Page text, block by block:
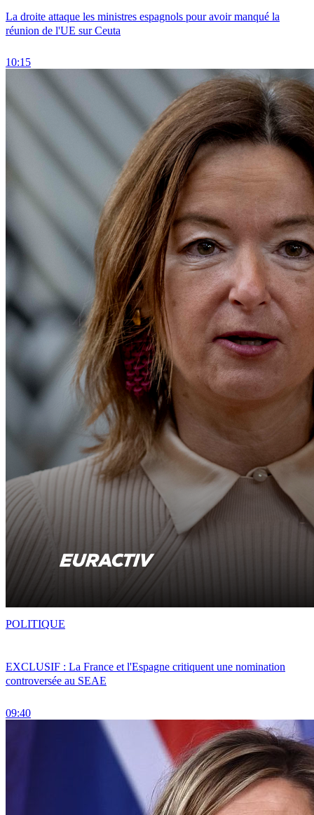
La droite attaque les ministres espagnols pour avoir manqué la
réunion de l'UE sur Ceuta
10:15
EXCLUSIF : La France et l'Espagne critiquent une nomination
controversée au SEAE
09:40
POLITIQUE